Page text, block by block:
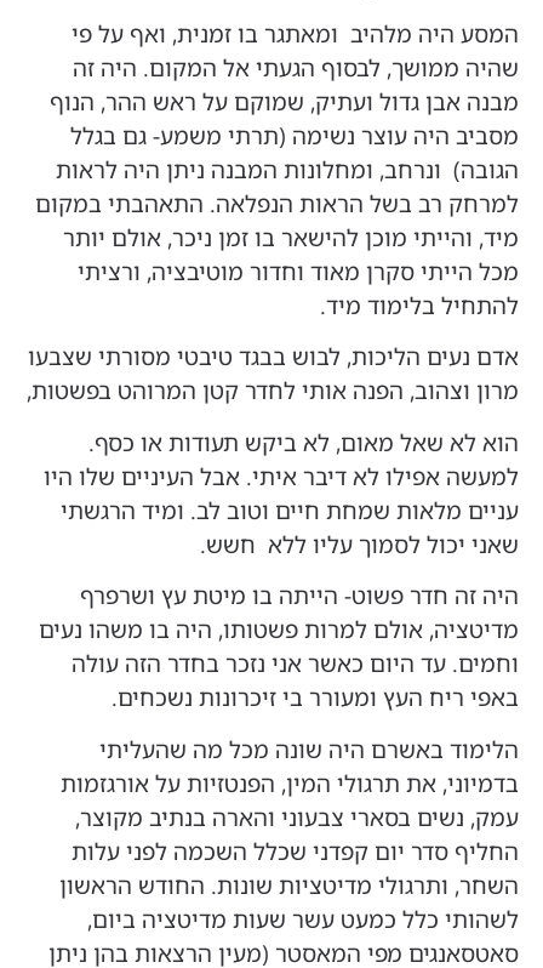
המסע היה מלהיב ומאתגר בו זמנית, ואף על פי
שהיה ממושך, לבסוף הגעתי אל המקום. היה זה
מבנה אבן גדול ועתיק, שמוקם על ראש ההר, הנוף
מסביב היה עוצר נשימה (תרתי משמע- גם בגלל
הגובה) ונרחב, ומחלונות המבנה ניתן היה לראות
למרחק רב בשל הראות הנפלאה. התאהבתי במקום
מיד, והייתי מוכן להישאר בו זמן ניכר, אולם יותר
מכל הייתי סקרן מאוד וחדור מוטיבציה, ורציתי
להתחיל בלימוד מיד.
אדם נעים הליכות, לבוש בבגד טיבטי מסורתי שצבעו
מרון וצהוב, הפנה אותי לחדר קטן המרוהט בפשטות,
הוא לא שאל מאום, לא ביקש תעודות או כסף.
למעשה אפילו לא דיבר איתי. אבל העיניים שלו היו
עניים מלאות שמחת חיים וטוב לב. ומיד הרגשתי
שאני יכול לסמוך עליו ללא חשש.
היה זה חדר פשוט- הייתה בו מיטת עץ ושרפרף
מדיטציה, אולם למרות פשטותו, היה בו משהו נעים
וחמים. עד היום כאשר אני נזכר בחדר הזה עולה
באפי ריח העץ ומעורר בי זיכרונות נשכחים.
הלימוד באשרם היה שונה מכל מה שהעליתי
בדמיוני, את תרגולי המין, הפנטזיות על אורגזמות
עמק, נשים בסארי צבעוני והארה בנתיב מקוצר,
החליף סדר יום קפדני שכלל השכמה לפני עלות
השחר, ותרגולי מדיטציות שונות. החודש הראשון
לשהותי כלל כמעט עשר שעות מדיטציה ביום,
סאטסאנגים מפי המאסטר (מעין הרצאות בהן ניתן